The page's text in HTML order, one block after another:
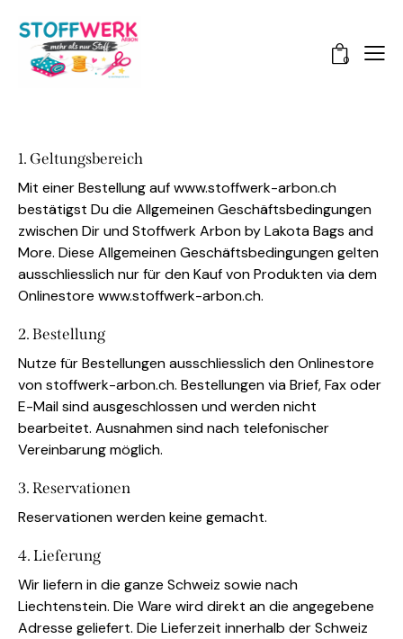
0
1. Geltungsbereich
Mit einer Bestellung auf www.stoffwerk-arbon.ch
bestätigst Du die Allgemeinen Geschäftsbedingungen
zwischen Dir und Stoffwerk Arbon by Lakota Bags and
More. Diese Allgemeinen Geschäftsbedingungen gelten
ausschliesslich nur für den Kauf von Produkten via dem
Onlinestore www.stoffwerk-arbon.ch.
2. Bestellung
Nutze für Bestellungen ausschliesslich den Onlinestore
von stoffwerk-arbon.ch. Bestellungen via Brief, Fax oder
E-Mail sind ausgeschlossen und werden nicht
bearbeitet. Ausnahmen sind nach telefonischer
Vereinbarung möglich.
3. Reservationen
Reservationen werden keine gemacht.
4. Lieferung
Wir liefern in die ganze Schweiz sowie nach
Liechtenstein. Die Ware wird direkt an die angegebene
Adresse geliefert. Die Lieferzeit innerhalb der Schweiz